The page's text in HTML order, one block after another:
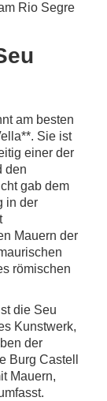
Rio Segre
am besten
Sie ist
einer der
den
gab dem
in der
Mauern der
römischen
die Seu
Kunstwerk,
der
Burg Castell
Mauern,